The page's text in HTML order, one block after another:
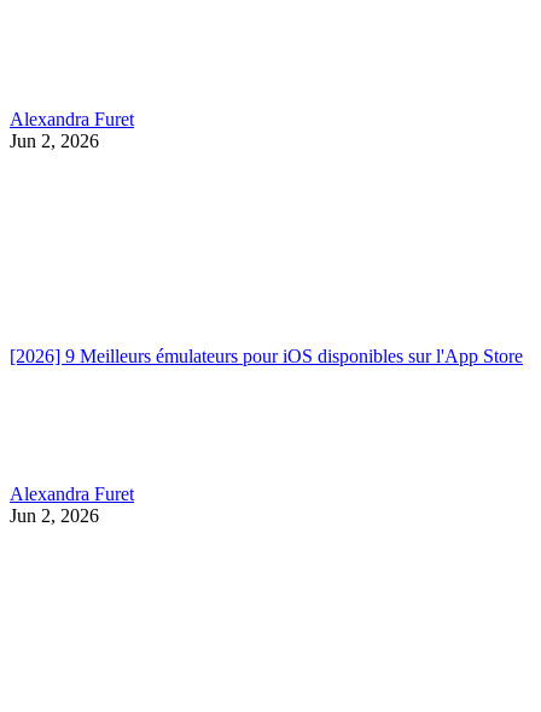
Alexandra Furet
Jun 2, 2026
[2026] 9 Meilleurs émulateurs pour iOS disponibles sur l'App Store
Alexandra Furet
Jun 2, 2026